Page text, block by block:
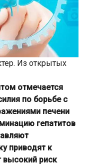
Из открытых
отмечается
по борьбе с
печени
гепатитов
приводят к
высокий риск